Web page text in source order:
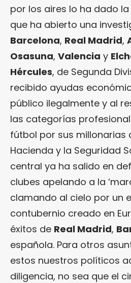
por los aires lo ha dado la
que ha abierto una
Barcelona, Real Madrid,
Osasuna, Valencia y
Hércules, de Segunda
recibido ayudas
público ilegalmente y al
las categorías
fútbol por sus millonarias
Hacienda y la Seguridad
central ya ha salido en
clubes apelando a la
clamando al cielo por un
contubernio creado en
éxitos de Real Madrid,
española. Para otros
estos nuestros políticos
diligencia, no sea que el